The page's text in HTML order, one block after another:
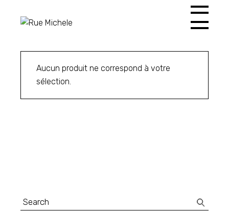
content
Aucun produit ne correspond à votre
sélection.
Search
for: